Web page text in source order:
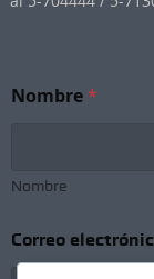
Nombre*
Nombre
u
b
Correo